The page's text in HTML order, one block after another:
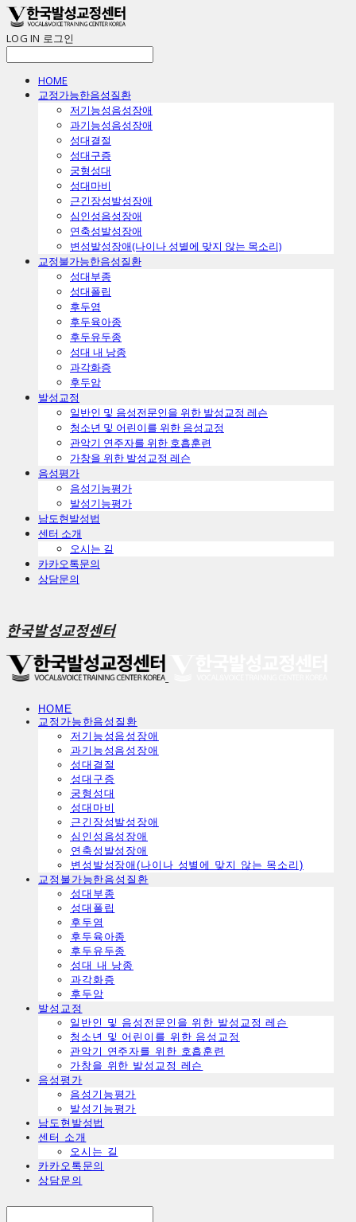
LOG IN 로그인
HOME
교정가능한음성질환
ㅤ저기능성음성장애
ㅤ과기능성음성장애
ㅤ성대결절
ㅤ성대구증
ㅤ궁형성대
ㅤ성대마비
ㅤ근긴장성발성장애
ㅤ심인성음성장애
ㅤ연축성발성장애
ㅤ변성발성장애(나이나 성별에 맞지 않는 목소리)
교정불가능한음성질환
ㅤ성대부종
ㅤ성대폴립
ㅤ후두염
ㅤ후두육아종
ㅤ후두유두종
ㅤ성대 내 낭종
ㅤ과각화증
ㅤ후두암
발성교정
일반인 및 음성전문인을 위한 발성교정 레슨
청소년 및 어린이를 위한 음성교정
관악기 연주자를 위한 호흡훈련
가창을 위한 발성교정 레슨
음성평가
음성기능평가
발성기능평가
남도현발성법
센터 소개
오시는 길
카카오톡문의
상담문의
한국발성교정센터
HOME
교정가능한음성질환
ㅤ저기능성음성장애
ㅤ과기능성음성장애
ㅤ성대결절
ㅤ성대구증
ㅤ궁형성대
ㅤ성대마비
ㅤ근긴장성발성장애
ㅤ심인성음성장애
ㅤ연축성발성장애
ㅤ변성발성장애(나이나 성별에 맞지 않는 목소리)
교정불가능한음성질환
ㅤ성대부종
ㅤ성대폴립
ㅤ후두염
ㅤ후두육아종
ㅤ후두유두종
ㅤ성대 내 낭종
ㅤ과각화증
ㅤ후두암
발성교정
일반인 및 음성전문인을 위한 발성교정 레슨
청소년 및 어린이를 위한 음성교정
관악기 연주자를 위한 호흡훈련
가창을 위한 발성교정 레슨
음성평가
음성기능평가
발성기능평가
남도현발성법
센터 소개
오시는 길
카카오톡문의
상담문의